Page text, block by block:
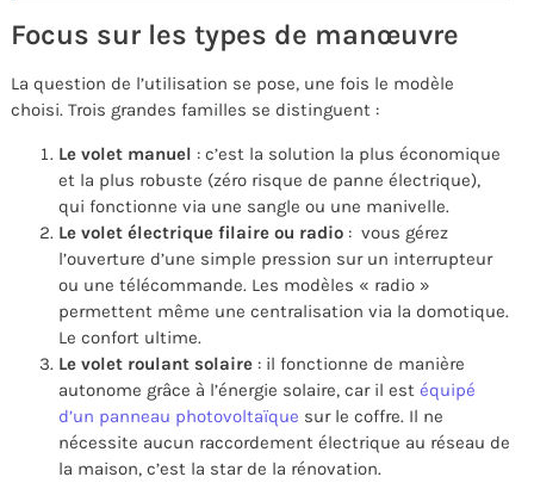
Focus sur les types de manœuvre
La question de l’utilisation se pose, une fois le modèle
choisi. Trois grandes familles se distinguent :
Le volet manuel : c’est la solution la plus économique
et la plus robuste (zéro risque de panne électrique),
qui fonctionne via une sangle ou une manivelle.
Le volet électrique filaire ou radio : vous gérez
l’ouverture d’une simple pression sur un interrupteur
ou une télécommande. Les modèles « radio »
permettent même une centralisation via la domotique.
Le confort ultime.
Le volet roulant solaire : il fonctionne de manière
autonome grâce à l’énergie solaire, car il est équipé
d’un panneau photovoltaïque sur le coffre. Il ne
nécessite aucun raccordement électrique au réseau de
la maison, c’est la star de la rénovation.